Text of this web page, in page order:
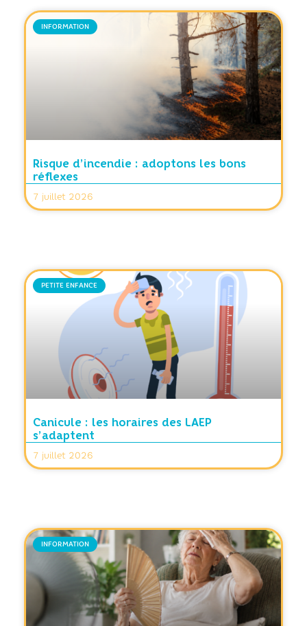
INFORMATION
Risque d’incendie : adoptons les bons
réflexes
7 juillet 2026
PETITE ENFANCE
Canicule : les horaires des LAEP
s’adaptent
7 juillet 2026
INFORMATION